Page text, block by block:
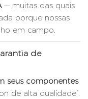
— muitas das quais
porque nossas
em campo.
de
seus componentes
de alta qualidade”.